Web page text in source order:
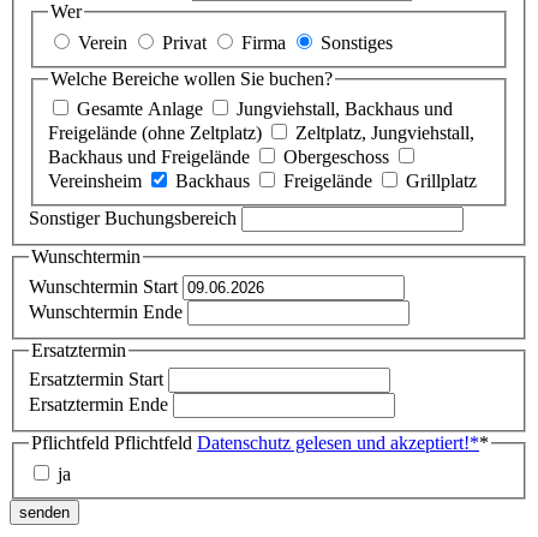
Wer
Verein
Privat Firma
Sonstiges
Welche Bereiche wollen Sie buchen?
Gesamte Anlage
Jungviehstall, Backhaus und
Freigelände (ohne Zeltplatz)
Zeltplatz, Jungviehstall,
Backhaus und Freigelände
Obergeschoss
Vereinsheim
Backhaus Freigelände
Grillplatz
Sonstiger Buchungsbereich
Wunschtermin
Wunschtermin Start
Wunschtermin Ende
Ersatztermin
Ersatztermin Start
Ersatztermin Ende
Pflichtfeld Pflichtfeld Datenschutz gelesen und akzeptiert!**
ja
senden